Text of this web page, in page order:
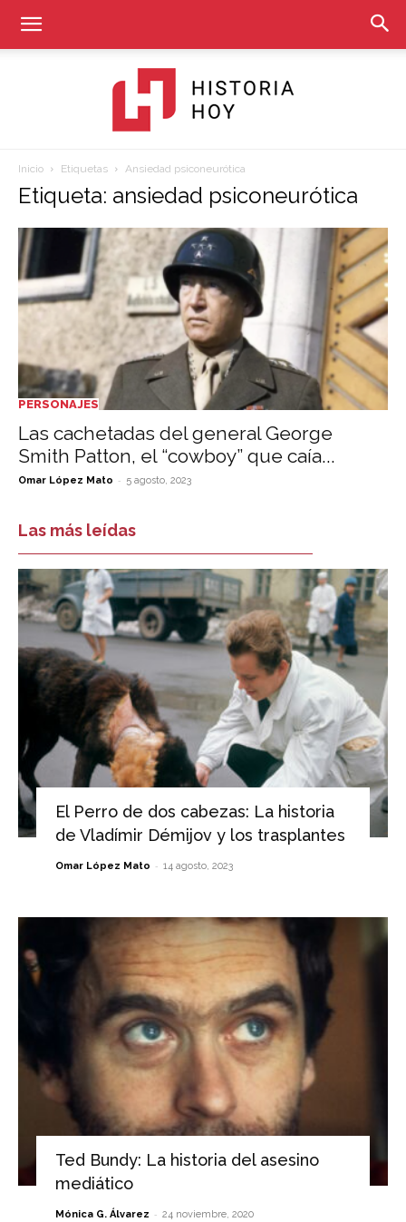
Historia
Hoy
Inicio Etiquetas Ansiedad psiconeurótica
Etiqueta: ansiedad psiconeurótica
PERSONAJES
Las cachetadas del general George
Smith Patton, el “cowboy” que caía...
Omar López Mato - 5 agosto, 2023
Las más leídas
El Perro de dos cabezas: La historia
de Vladímir Démijov y los trasplantes
Omar López Mato - 14 agosto, 2023
Ted Bundy: La historia del asesino
mediático
Mónica G. Álvarez - 24 noviembre, 2020